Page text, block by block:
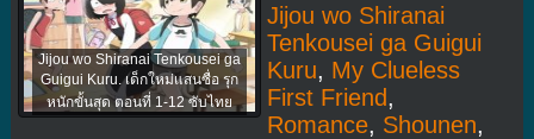
Jijou wo Shiranai Tenkousei ga
Guigui Kuru. เด็กใหม่แสนซื่อ รุก
หนักขั้นสุด ตอนที่ 1-12 ซับไทย
Jijou wo Shiranai
Tenkousei ga Guigui
Kuru, My Clueless
First Friend,
Romance, Shounen,